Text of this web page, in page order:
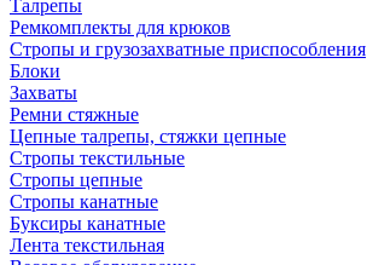
Талрепы
Ремкомплекты для крюков
Стропы и грузозахватные приспособления
Блоки
Захваты
Ремни стяжные
Цепные талрепы, стяжки цепные
Стропы текстильные
Стропы цепные
Стропы канатные
Буксиры канатные
Лента текстильная